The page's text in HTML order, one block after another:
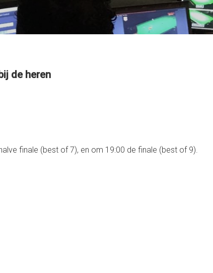
de heren
finale (best of 7), en om 19:00 de finale (best of 9).